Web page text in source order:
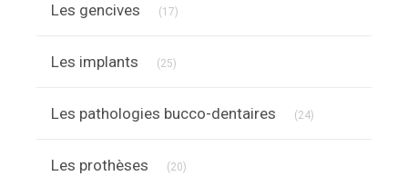
Les gencives (17)
Les implants (25)
Les pathologies bucco-dentaires (24)
Les prothèses (20)